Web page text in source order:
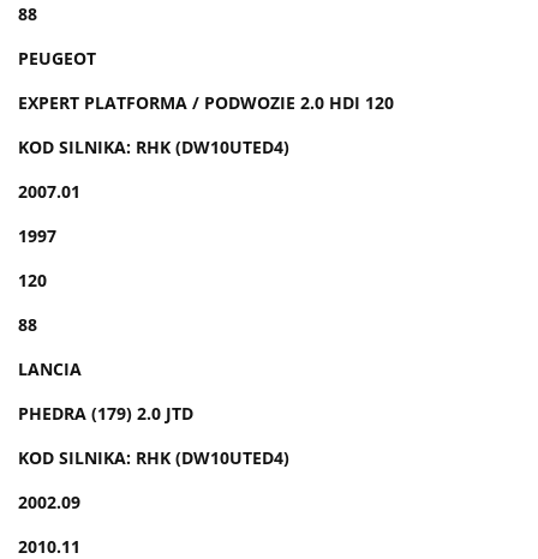
88
PEUGEOT
EXPERT PLATFORMA / PODWOZIE 2.0 HDI 120
KOD SILNIKA: RHK (DW10UTED4)
2007.01
1997
120
88
LANCIA
PHEDRA (179) 2.0 JTD
KOD SILNIKA: RHK (DW10UTED4)
2002.09
2010.11